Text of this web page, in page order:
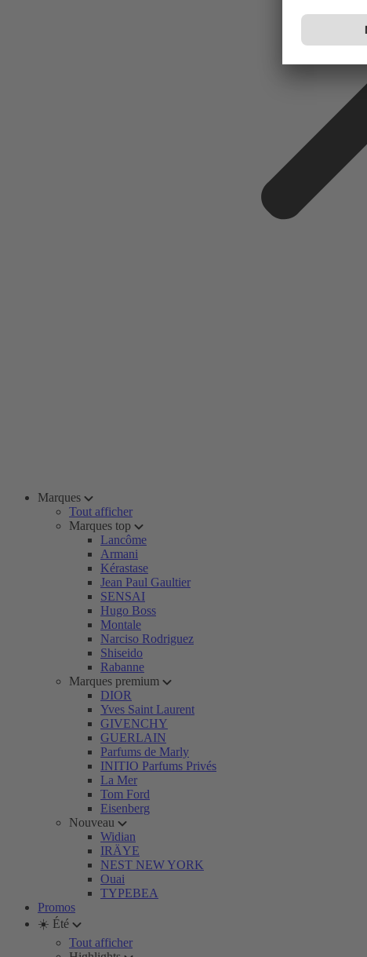
Marques
Tout afficher
Marques top
Lancôme
Armani
Kérastase
Jean Paul Gaultier
SENSAI
Hugo Boss
Montale
Narciso Rodriguez
Shiseido
Rabanne
Marques premium
DIOR
Yves Saint Laurent
GIVENCHY
GUERLAIN
Parfums de Marly
INITIO Parfums Privés
La Mer
Tom Ford
Eisenberg
Nouveau
Widian
IRÄYE
NEST NEW YORK
Ouai
TYPEBEA
Promos
☀️ Été
Tout afficher